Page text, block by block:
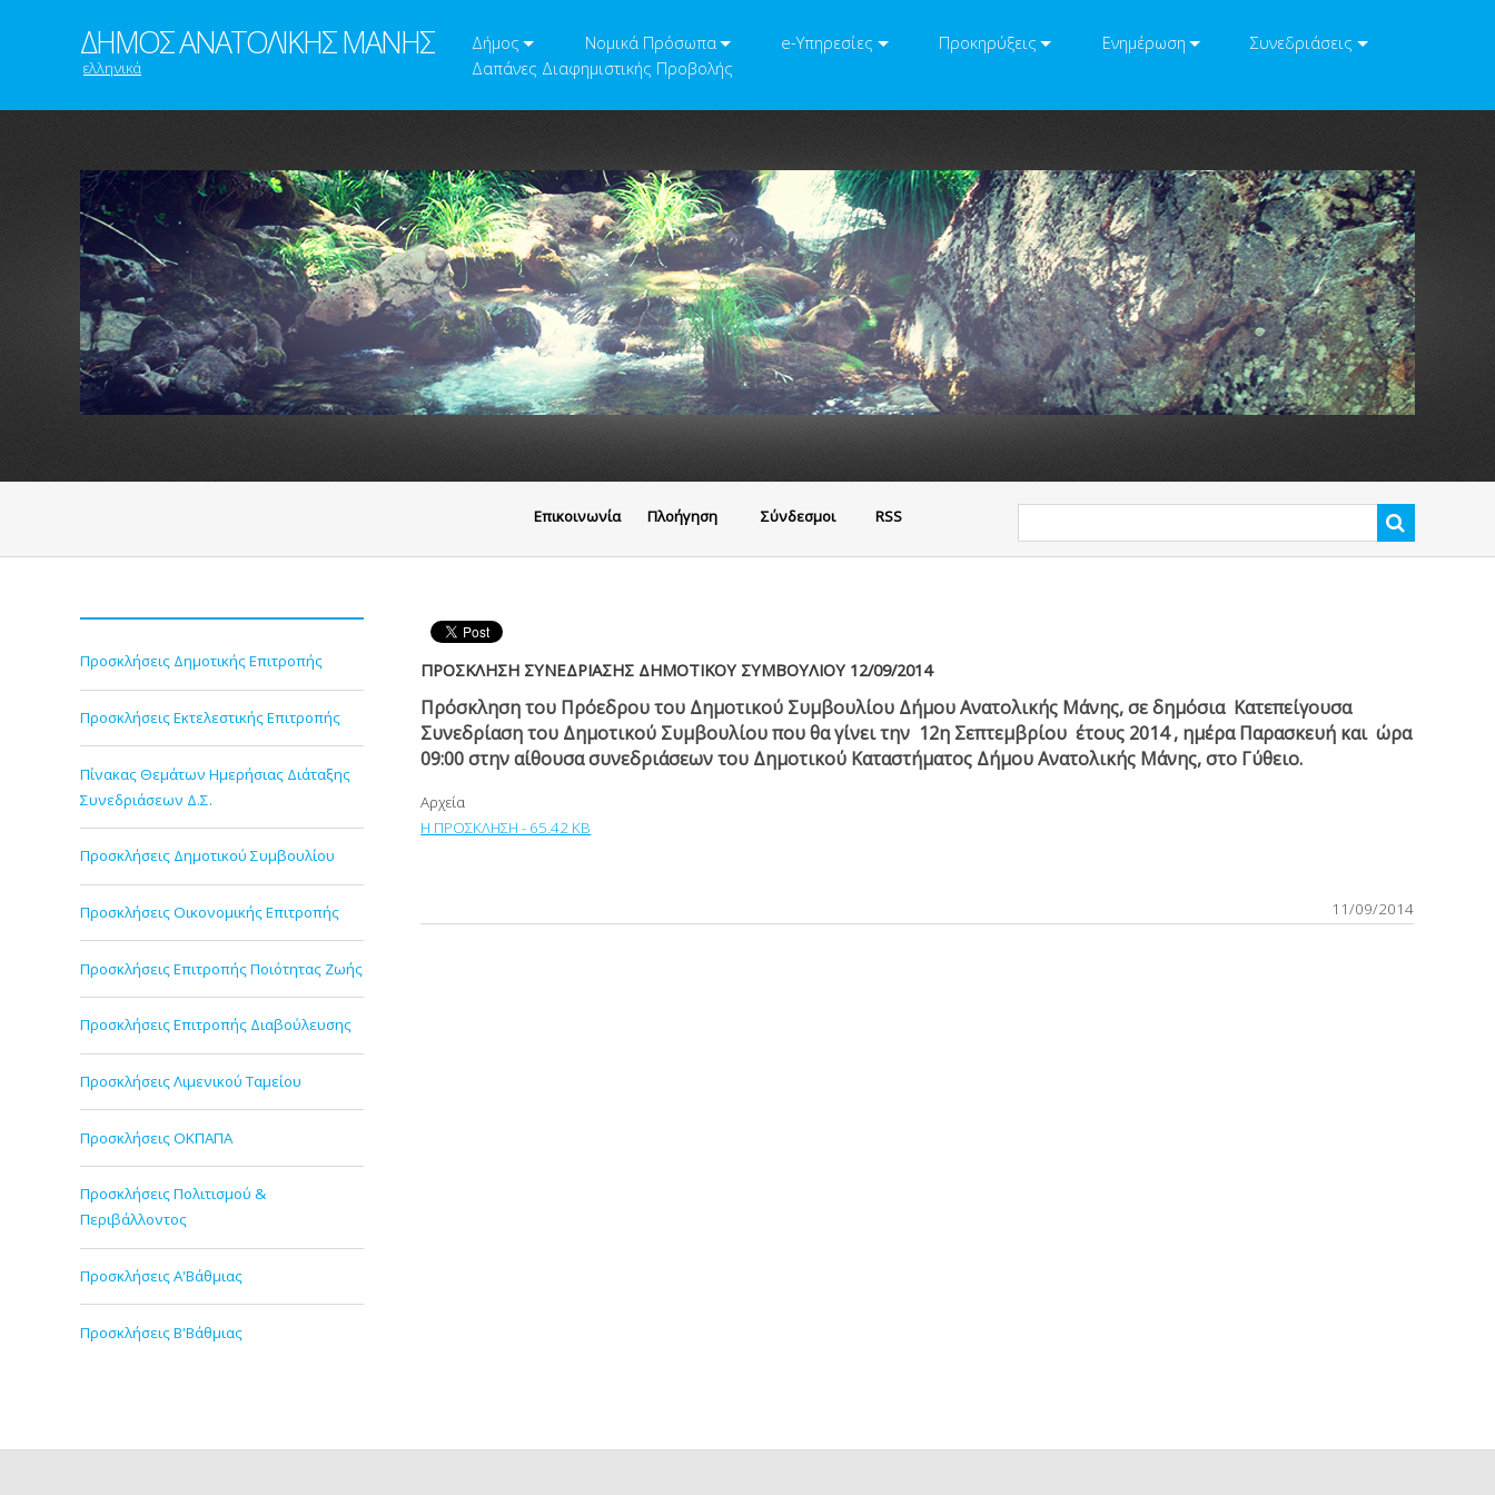
ΔΗΜΟΣ ΑΝΑΤΟΛΙΚΗΣ ΜΑΝΗΣ
ελληνικά
Δήμος Νομικά Πρόσωπα e-Υπηρεσίες Προκηρύξεις Ενημέρωση
Συνεδριάσεις
Δαπάνες Διαφημιστικής Προβολής
Eπικοινωνία Πλοήγηση Σύνδεσμοι RSS
Προσκλήσεις Δημοτικής Επιτροπής
Προσκλήσεις Εκτελεστικής Επιτροπής
Πίνακας Θεμάτων Ημερήσιας Διάταξης
Συνεδριάσεων Δ.Σ.
Προσκλήσεις Δημοτικού Συμβουλίου
Προσκλήσεις Οικονομικής Επιτροπής
Προσκλήσεις Επιτροπής Ποιότητας Ζωής
Προσκλήσεις Επιτροπής Διαβούλευσης
Προσκλήσεις Λιμενικού Ταμείου
Προσκλήσεις ΟΚΠΑΠΑ
Προσκλήσεις Πολιτισμού &
Περιβάλλοντος
Προσκλήσεις Α'Βάθμιας
Προσκλήσεις Β'Βάθμιας
ΠΡΟΣΚΛΗΣΗ ΣΥΝΕΔΡΙΑΣΗΣ ΔΗΜΟΤΙΚΟΥ ΣΥΜΒΟΥΛΙΟΥ 12/09/2014
Πρόσκληση του Πρόεδρου του Δημοτικού Συμβουλίου Δήμου Ανατολικής Μάνης, σε δημόσια Κατεπείγουσα
Συνεδρίαση του Δημοτικού Συμβουλίου που θα γίνει την 12η Σεπτεμβρίου έτους 2014 , ημέρα Παρασκευή και ώρα
09:00 στην αίθουσα συνεδριάσεων του Δημοτικού Καταστήματος Δήμου Ανατολικής Μάνης, στο Γύθειο.
Αρχεία
Η ΠΡΟΣΚΛΗΣΗ - 65.42 KB
11/09/2014